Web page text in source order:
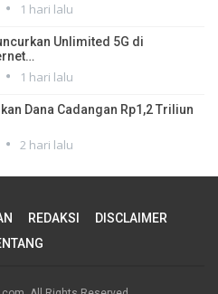
1 hari lalu
Unlimited 5G di
1 hari lalu
Dana Cadangan Rp1,2 Triliun
2 hari lalu
REDAKSI
DISCLAIMER